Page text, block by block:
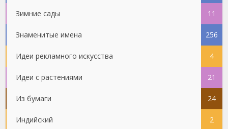
Зимние сады 11
Знаменитые имена 256
Идеи рекламного искусства 4
Идеи с растениями 21
Из бумаги 24
Индийский 2